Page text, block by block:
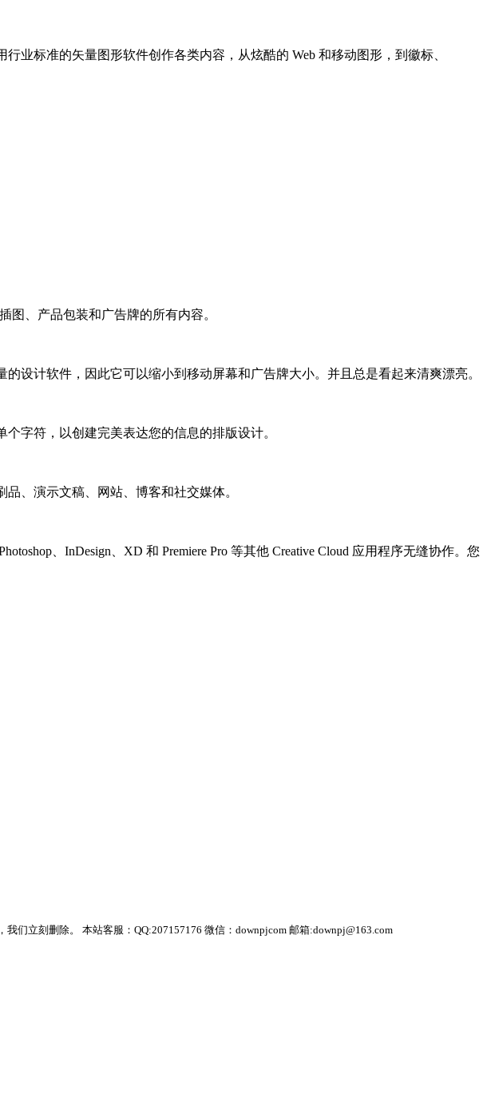
业标准的矢量图形软件创作各类内容，从炫酷的 Web 和移动图形，到徽标、
图、产品包装和广告牌的所有内容。
设计软件，因此它可以缩小到移动屏幕和广告牌大小。并且总是看起来清爽漂亮。
字符，以创建完美表达您的信息的排版设计。
、演示文稿、网站、博客和社交媒体。
、InDesign、XD 和 Premiere Pro 等其他 Creative Cloud 应用程序无缝协作。您
们立刻删除。 本站客服：QQ:207157176 微信：downpjcom 邮箱:downpj@163.com